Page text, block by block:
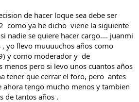
de hacer loque sea debe ser
como ya he dicho viene la siguiente
nadie se quiere hacer cargo.... juanmi
yo llevo muuuuchos años como
y como moderador y de
pero si levo unos cuantos años
tener que cerrar el foro, pero antes
tengo mucho menos y tambien
de tantos años .